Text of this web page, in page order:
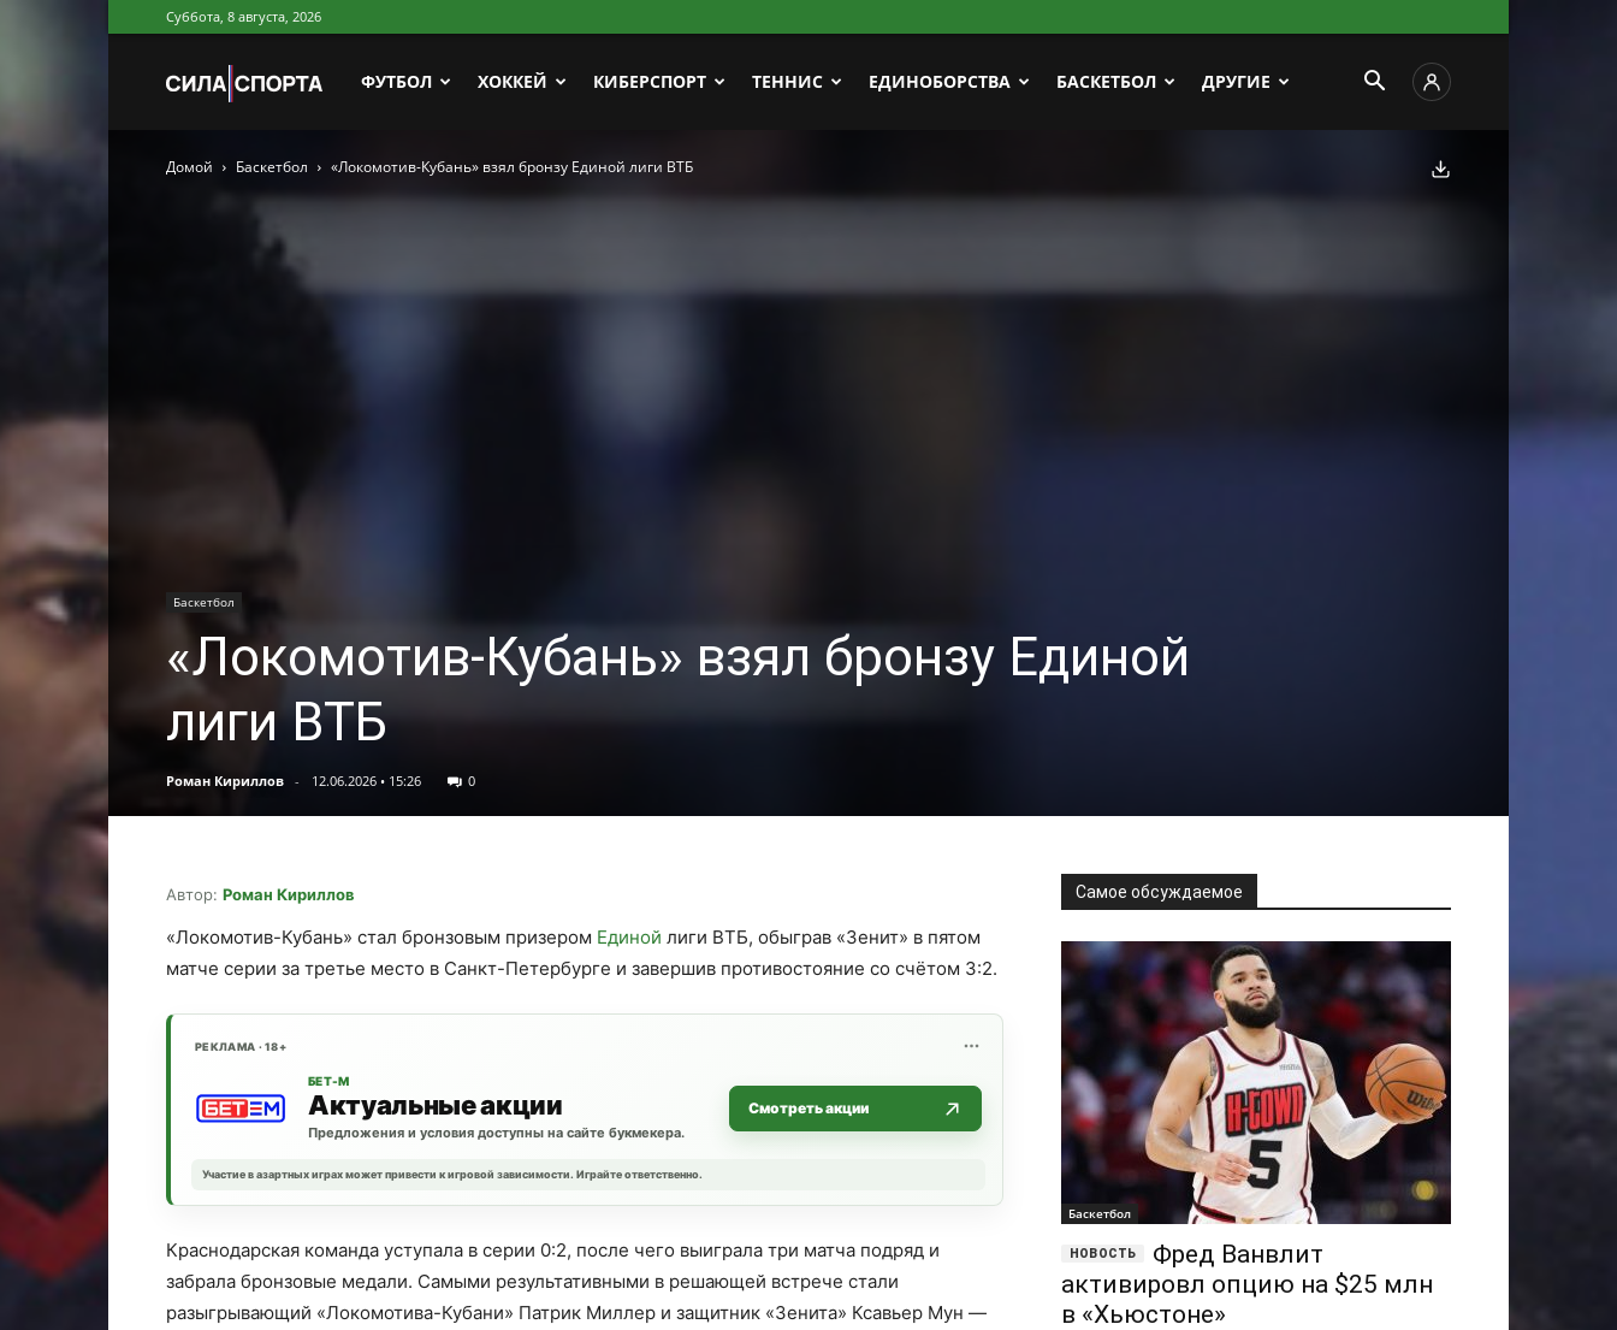
Суббота, 8 августа, 2026
Сила
Спорта
ФУТБОЛ ХОККЕЙ КИБЕРСПОРТ ТЕННИС ЕДИНОБОРСТВА БАСКЕТБОЛ ДРУГИЕ
Домой Баскетбол «Локомотив-Кубань» взял бронзу Единой лиги ВТБ
Баскетбол
«Локомотив-Кубань» взял бронзу Единой
лиги ВТБ
Роман Кириллов - 12.06.2026 • 15:26 0
Скачать фото
Автор: Роман Кириллов
«Локомотив-Кубань» стал бронзовым призером Единой лиги ВТБ, обыграв «Зенит» в пятом
матче серии за третье место в Санкт-Петербурге и завершив противостояние со счётом 3:2.
РЕКЛАМА · 18+
БЕТ-М
Актуальные акции
Предложения и условия доступны на сайте букмекера.
Смотреть акции
Участие в азартных играх может привести к игровой зависимости. Играйте ответственно.
Краснодарская команда уступала в серии 0:2, после чего выиграла три матча подряд и
забрала бронзовые медали. Самыми результативными в решающей встрече стали
разыгрывающий «Локомотива-Кубани» Патрик Миллер и защитник «Зенита» Ксавьер Мун —
Самое обсуждаемое
Баскетбол
Фред Ванвлит
активировл опцию на $25 млн
в «Хьюстоне»